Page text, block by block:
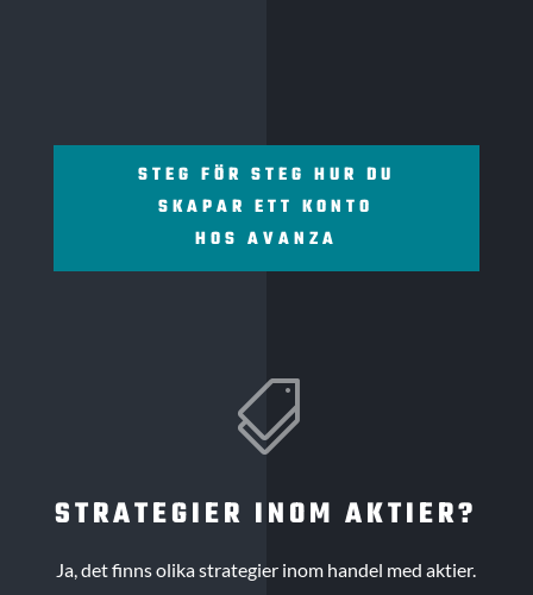
STEG FÖR STEG HUR DU
SKAPAR ETT KONTO
HOS AVANZA

STRATEGIER INOM AKTIER?
Ja, det finns olika strategier inom handel med aktier.